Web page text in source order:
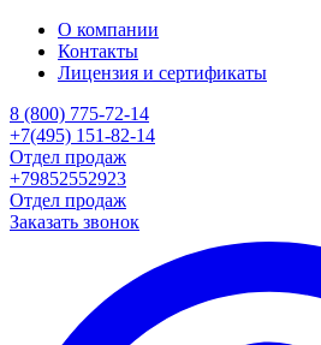
О компании
Контакты
Лицензия и сертификаты
8 (800) 775-72-14
+7(495) 151-82-14
Отдел продаж
+79852552923
Отдел продаж
Заказать звонок